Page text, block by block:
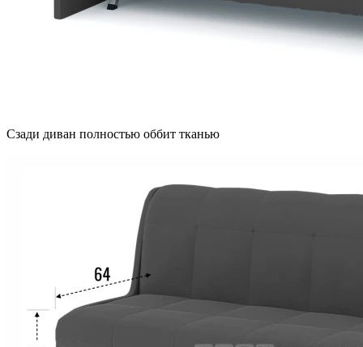
Сзади диван полностью оббит тканью